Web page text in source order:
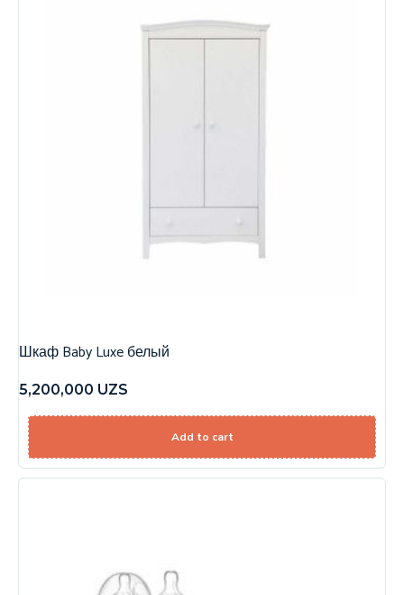
Шкаф Baby Luxe белый
5,200,000 UZS
Add to cart